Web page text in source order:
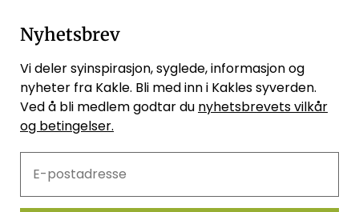
Nyhetsbrev
Vi deler syinspirasjon, syglede, informasjon og
nyheter fra Kakle. Bli med inn i Kakles syverden.
Ved å bli medlem godtar du nyhetsbrevets vilkår
og betingelser.